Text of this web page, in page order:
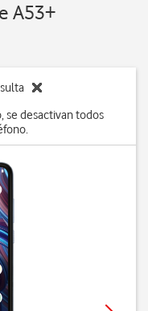
A53+
se desactivan todos